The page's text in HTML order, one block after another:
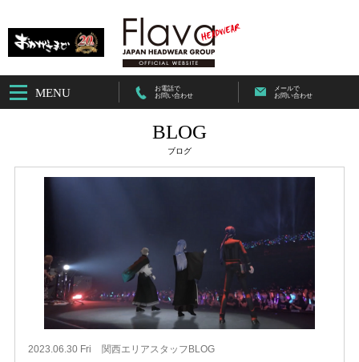
MENU
お電話で
お問い合わせ
メールで
お問い合わせ
BLOG
ブログ
2023.06.30 Fri 関西エリアスタッフBLOG